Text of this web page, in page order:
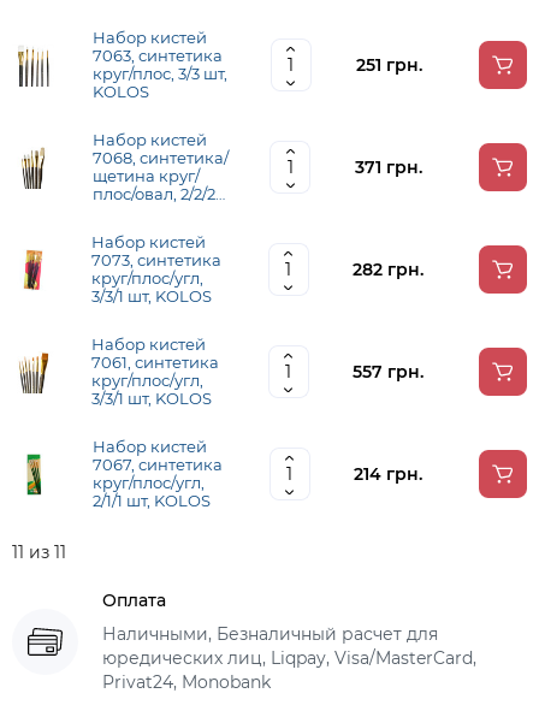
Набор кистей
7063, синтетика
круг/плос, 3/3 шт,
KOLOS
251 грн.
Набор кистей
7068, синтетика/
щетина круг/
плос/овал, 2/2/2
371 грн.
Набор кистей
7073, синтетика
круг/плос/угл,
3/3/1 шт, KOLOS
282 грн.
Набор кистей
7061, синтетика
круг/плос/угл,
3/3/1 шт, KOLOS
557 грн.
Набор кистей
7067, синтетика
круг/плос/угл,
2/1/1 шт, KOLOS
214 грн.
11 из 11
Оплата
Наличными, Безналичный расчет для
юредических лиц, Liqpay, Visa/MasterCard,
Privat24, Monobank